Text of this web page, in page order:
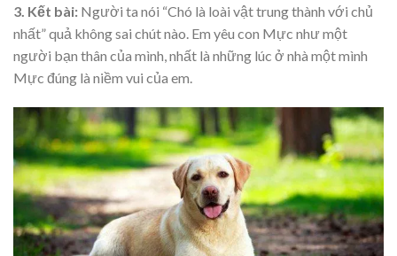
3. Kết bài: Người ta nói “Chó là loài vật trung thành với chủ
nhất” quả không sai chút nào. Em yêu con Mực như một
người bạn thân của mình, nhất là những lúc ở nhà một mình
Mực đúng là niềm vui của em.